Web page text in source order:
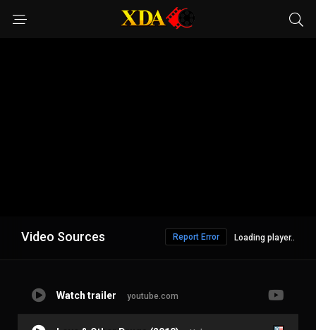
Video Sources 1469 Views
Report Error
Watch trailer youtube.com